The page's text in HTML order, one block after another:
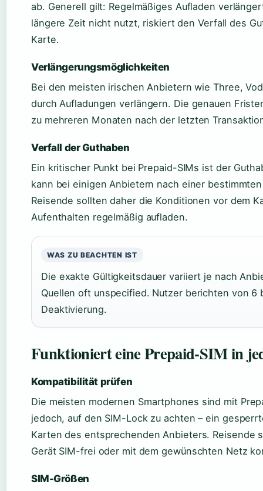
ab. Generell gilt: Regelmäßiges Aufladen
längere Zeit nicht nutzt, riskiert den Verfall des
Karte.
Verlängerungsmöglichkeiten
Bei den meisten irischen Anbietern wie Three,
durch Aufladungen verlängern. Die genauen
zu mehreren Monaten nach der letzten
Verfall der Guthaben
Ein kritischer Punkt bei Prepaid-SIMs ist der
kann bei einigen Anbietern nach einer
Reisende sollten daher die Konditionen vor dem
Aufenthalten regelmäßig aufladen.
WAS ZU BEACHTEN IST
Die exakte Gültigkeitsdauer variiert je nach
Quellen oft unspecified. Nutzer berichten von 6
Deaktivierung.
Funktioniert eine Prepaid-SIM in
Kompatibilität prüfen
Die meisten modernen Smartphones sind mit
jedoch, auf den SIM-Lock zu achten – ein
Karten des entsprechenden Anbieters. Reisende
Gerät SIM-frei oder mit dem gewünschten Netz
SIM-Größen